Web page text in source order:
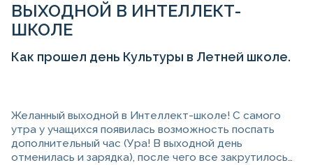
ВЫХОДНОЙ В ИНТЕЛЛЕКТ-
ШКОЛЕ
Как прошел день Культуры в Летней школе.
Желанный выходной в Интеллект-школе! С самого
утра у учащихся появилась возможность поспать
дополнительный час (Ура! В выходной день
отменилась и зарядка), после чего все закрутилось…